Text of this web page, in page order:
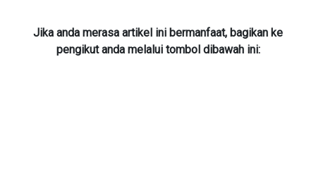
Jika anda merasa artikel ini bermanfaat, bagikan ke
pengikut anda melalui tombol dibawah ini: